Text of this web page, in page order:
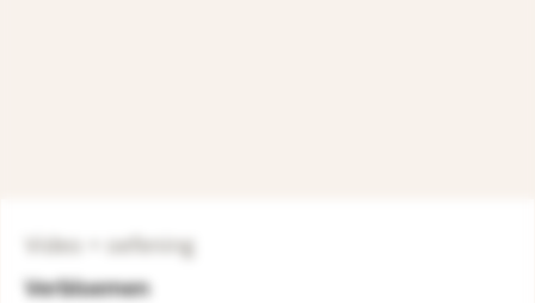
Verbloemen
Video + oefening